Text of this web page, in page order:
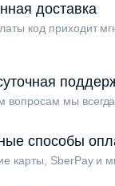
доставка
код приходит
мы всегда
способы
карты, SberPay и